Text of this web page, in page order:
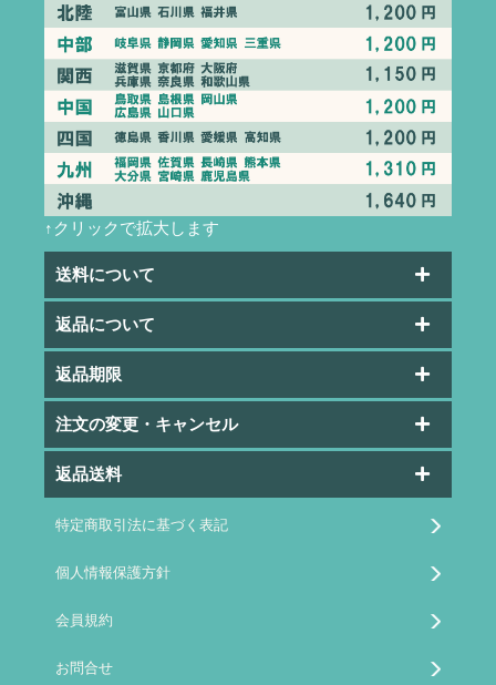
↑クリックで拡大します
送料について
返品について
返品期限
注文の変更・キャンセル
返品送料
特定商取引法に基づく表記
個人情報保護方針
会員規約
お問合せ